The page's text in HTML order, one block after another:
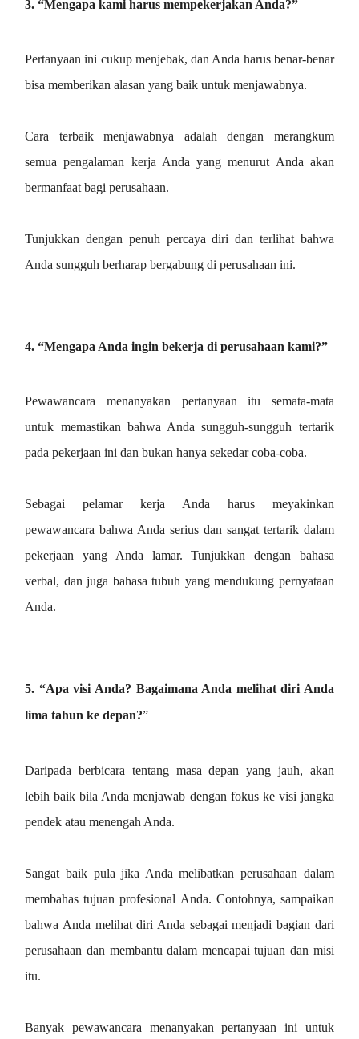
3. “Mengapa kami harus mempekerjakan Anda?”
Pertanyaan ini cukup menjebak, dan Anda harus benar-benar
bisa memberikan alasan yang baik untuk menjawabnya.
Cara terbaik menjawabnya adalah dengan merangkum
semua pengalaman kerja Anda yang menurut Anda akan
bermanfaat bagi perusahaan.
Tunjukkan dengan penuh percaya diri dan terlihat bahwa
Anda sungguh berharap bergabung di perusahaan ini.
4. “Mengapa Anda ingin bekerja di perusahaan kami?”
Pewawancara menanyakan pertanyaan itu semata-mata
untuk memastikan bahwa Anda sungguh-sungguh tertarik
pada pekerjaan ini dan bukan hanya sekedar coba-coba.
Sebagai pelamar kerja Anda harus meyakinkan
pewawancara bahwa Anda serius dan sangat tertarik dalam
pekerjaan yang Anda lamar. Tunjukkan dengan bahasa
verbal, dan juga bahasa tubuh yang mendukung pernyataan
Anda.
5. “Apa visi Anda? Bagaimana Anda melihat diri Anda
lima tahun ke depan?”
Daripada berbicara tentang masa depan yang jauh, akan
lebih baik bila Anda menjawab dengan fokus ke visi jangka
pendek atau menengah Anda.
Sangat baik pula jika Anda melibatkan perusahaan dalam
membahas tujuan profesional Anda. Contohnya, sampaikan
bahwa Anda melihat diri Anda sebagai menjadi bagian dari
perusahaan dan membantu dalam mencapai tujuan dan misi
itu.
Banyak pewawancara menanyakan pertanyaan ini untuk